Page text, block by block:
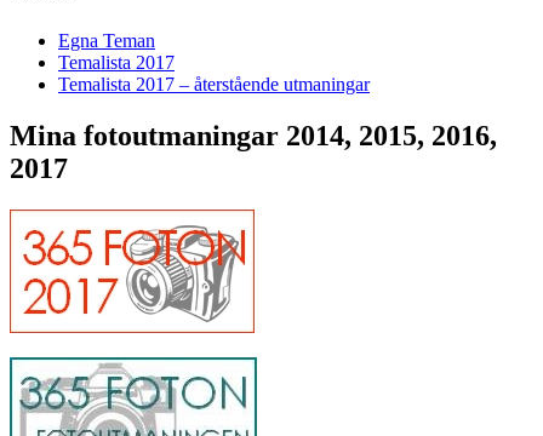
Egna Teman
Temalista 2017
Temalista 2017 – återstående utmaningar
Mina fotoutmaningar 2014, 2015, 2016,
2017